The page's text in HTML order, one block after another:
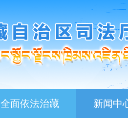
全面依法治藏 新闻中